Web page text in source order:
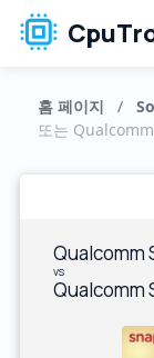
홈 페이지 /
또는
Qualcomm
vs
Qualcomm